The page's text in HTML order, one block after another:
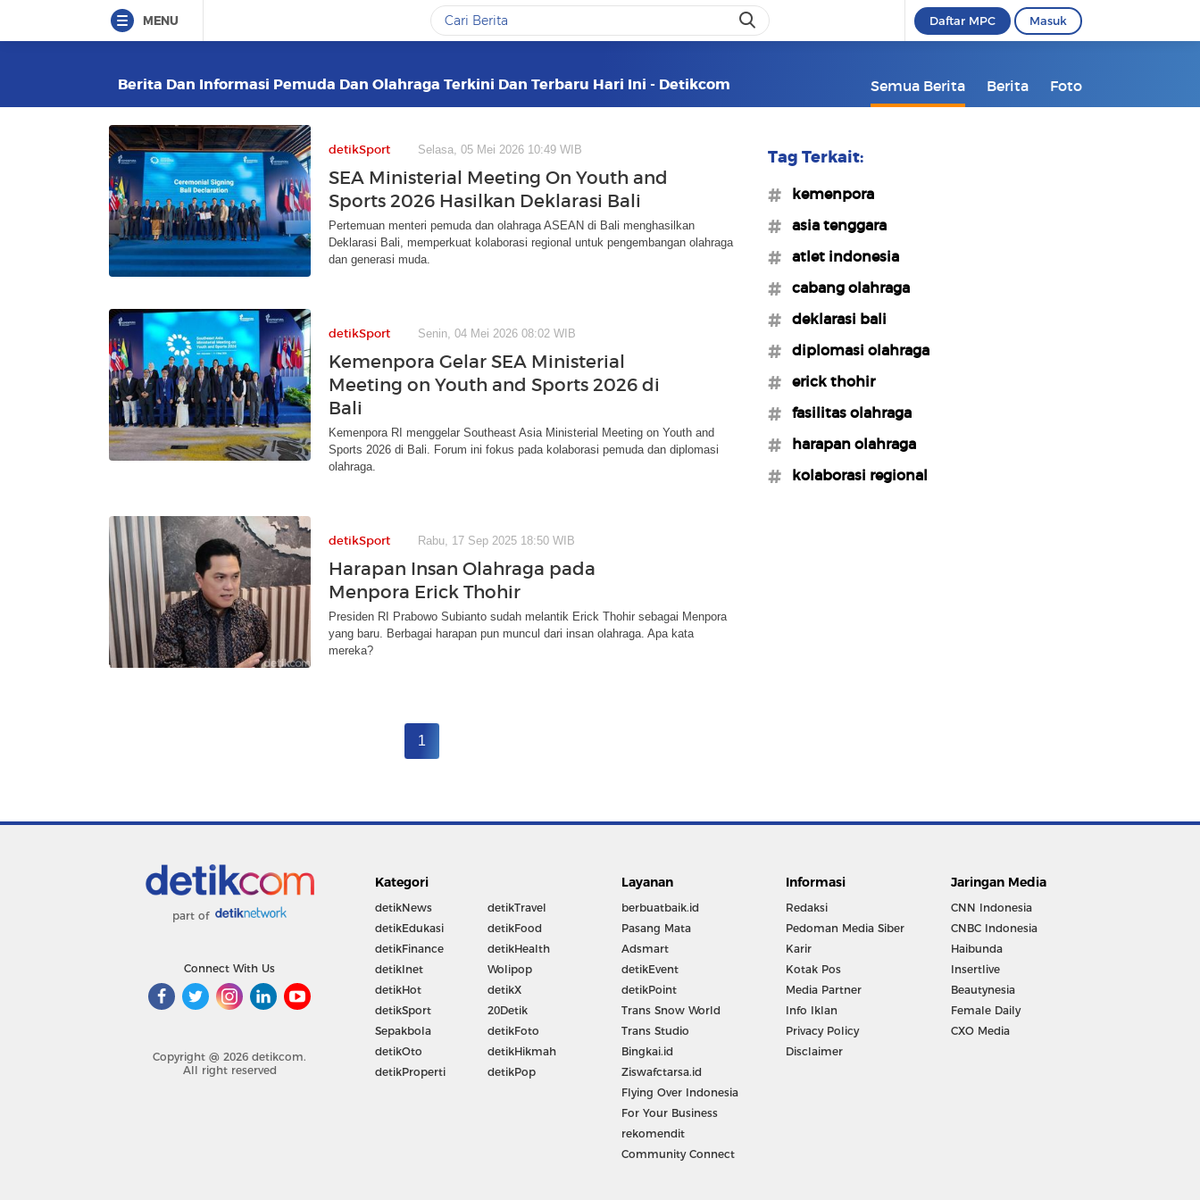
MENU Daftar MPC Masuk
Berita Dan Informasi Pemuda Dan Olahraga Terkini Dan Terbaru Hari Ini - Detikcom Semua Berita Berita Foto
detikSport Selasa, 05 Mei 2026 10:49 WIB
SEA Ministerial Meeting On Youth and
Sports 2026 Hasilkan Deklarasi Bali
Pertemuan menteri pemuda dan olahraga ASEAN di Bali menghasilkan
Deklarasi Bali, memperkuat kolaborasi regional untuk pengembangan olahraga
dan generasi muda.
detikSport Senin, 04 Mei 2026 08:02 WIB
Kemenpora Gelar SEA Ministerial
Meeting on Youth and Sports 2026 di
Bali
Kemenpora RI menggelar Southeast Asia Ministerial Meeting on Youth and
Sports 2026 di Bali. Forum ini fokus pada kolaborasi pemuda dan diplomasi
olahraga.
detikSport Rabu, 17 Sep 2025 18:50 WIB
Harapan Insan Olahraga pada
Menpora Erick Thohir
Presiden RI Prabowo Subianto sudah melantik Erick Thohir sebagai Menpora
yang baru. Berbagai harapan pun muncul dari insan olahraga. Apa kata
mereka?
1
Tag Terkait:
#kemenpora
#asia tenggara
#atlet indonesia
#cabang olahraga
#deklarasi bali
#diplomasi olahraga
#erick thohir
#fasilitas olahraga
#harapan olahraga
#kolaborasi regional
part of
Connect With Us
Copyright @ 2026 detikcom.
All right reserved
Kategori
detikNews
detikEdukasi
detikFinance
detikInet
detikHot
detikSport
Sepakbola
detikOto
detikProperti
detikTravel
detikFood
detikHealth
Wolipop
detikX
20Detik
detikFoto
detikHikmah
detikPop
Layanan
berbuatbaik.id
Pasang Mata
Adsmart
detikEvent
detikPoint
Trans Snow World
Trans Studio
Bingkai.id
Ziswafctarsa.id
Flying Over Indonesia
For Your Business
rekomendit
Community Connect
Informasi
Redaksi
Pedoman Media Siber
Karir
Kotak Pos
Media Partner
Info Iklan
Privacy Policy
Disclaimer
Jaringan Media
CNN Indonesia
CNBC Indonesia
Haibunda
Insertlive
Beautynesia
Female Daily
CXO Media